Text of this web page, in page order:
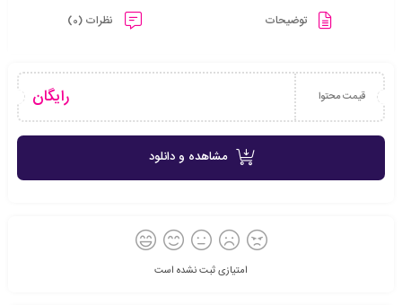
توضیحات نظرات (0)
قیمت محتوا رایگان
مشاهده و دانلود
امتیازی ثبت نشده است